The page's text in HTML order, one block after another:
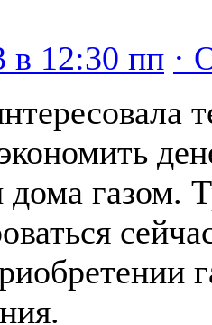
в 12:30 пп ·
дома газом.